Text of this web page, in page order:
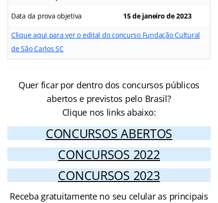
Data da prova objetiva 15 de janeiro de 2023
Clique aqui para ver o edital do concurso Fundação Cultural
de São Carlos SC
Quer ficar por dentro dos concursos públicos
abertos e previstos pelo Brasil?
Clique nos links abaixo:
CONCURSOS ABERTOS
CONCURSOS 2022
CONCURSOS 2023
Receba gratuitamente no seu celular as principais